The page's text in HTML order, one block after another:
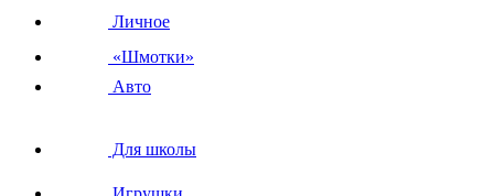
Личное
«Шмотки»
Авто
Для школы